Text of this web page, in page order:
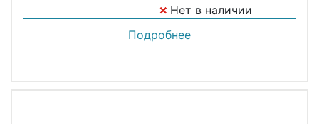
Нет в наличии
Подробнее